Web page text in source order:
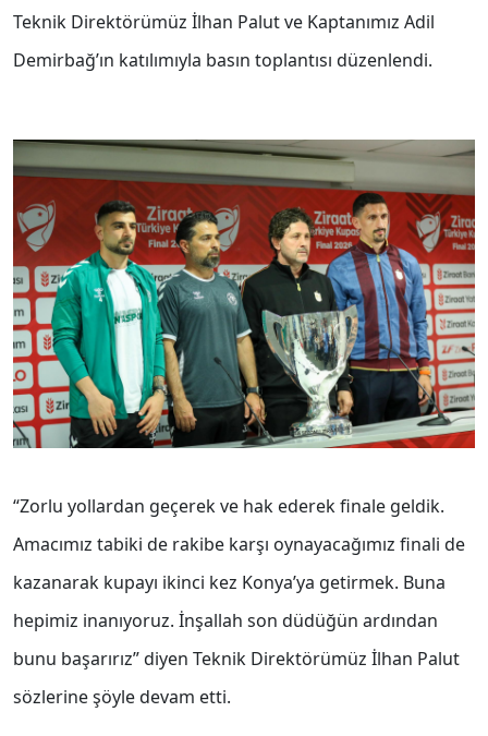
Teknik Direktörümüz İlhan Palut ve Kaptanımız Adil
Demirbağ’ın katılımıyla basın toplantısı düzenlendi.
“Zorlu yollardan geçerek ve hak ederek finale geldik.
Amacımız tabiki de rakibe karşı oynayacağımız finali de
kazanarak kupayı ikinci kez Konya’ya getirmek. Buna
hepimiz inanıyoruz. İnşallah son düdüğün ardından
bunu başarırız” diyen Teknik Direktörümüz İlhan Palut
sözlerine şöyle devam etti.